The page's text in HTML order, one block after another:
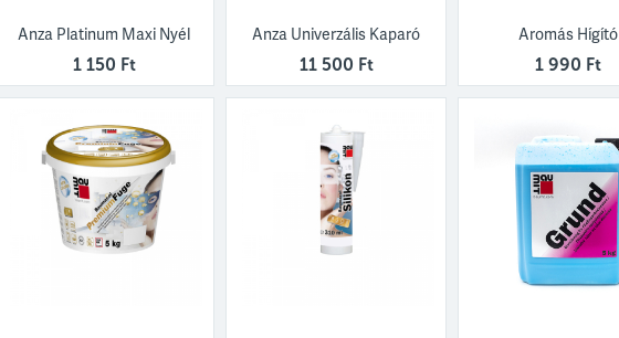
Anza Platinum Maxi Nyél
1 150 Ft
Anza Univerzális Kaparó
11 500 Ft
Aromás Hígító
1 990 Ft